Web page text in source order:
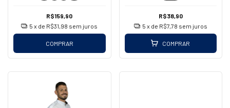
R$159,90
5 x de R$31,98 sem juros
COMPRAR
R$38,90
5 x de R$7,78 sem juros
COMPRAR